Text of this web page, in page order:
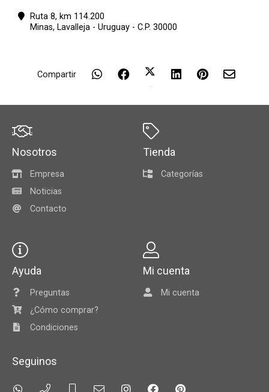
Ruta 8, km 114.200
Minas, Lavalleja - Uruguay - C.P. 30000
Compartir
Nosotros
Empresa
Noticias
Contacto
Tienda
Categorías
Ayuda
Preguntas
¿Cómo comprar?
Condiciones
Mi cuenta
Mi cuenta
Seguinos